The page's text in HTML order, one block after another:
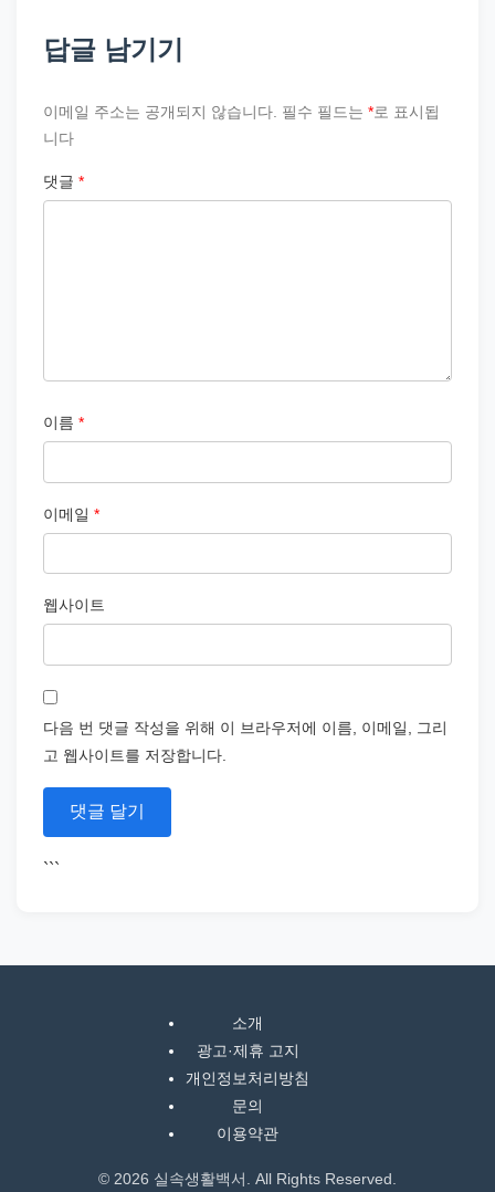
답글 남기기
이메일 주소는 공개되지 않습니다. 필수 필드는 *로 표시됩
니다
댓글 *
이름 *
이메일 *
웹사이트
다음 번 댓글 작성을 위해 이 브라우저에 이름, 이메일, 그리
고 웹사이트를 저장합니다.
```
소개
광고·제휴 고지
개인정보처리방침
문의
이용약관
© 2026 실속생활백서. All Rights Reserved.